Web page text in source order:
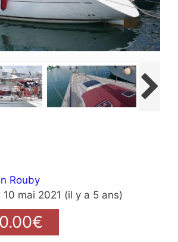
Rouby
10 mai 2021 (il y a 5 ans)